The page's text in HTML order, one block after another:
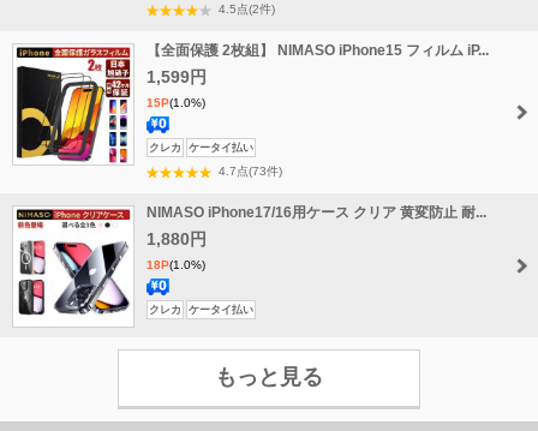
料
料
イ
ト
増
量
4.5点(2件)
【全面保護 2枚組】 NIMASO iPhone15 フィルム iP...
1,599円
15P(1.0%)
送
料
料
クレカ ケータイ払い
4.7点(73件)
NIMASO iPhone17/16用ケース クリア 黄変防止 耐...
1,880円
18P(1.0%)
送
クレカ ケータイ払い
もっと見る